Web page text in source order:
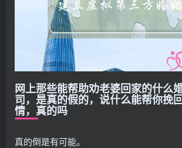
网上那些能帮助劝老婆回家的什么
司，是真的假的，说什么能帮你挽
情，真的吗
真的倒是有可能。